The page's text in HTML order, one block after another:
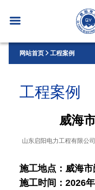
网站首页 工程案例
工程案例
威海
山东启阳电力工程有限公
施工地点：威海市
施工时间：2026